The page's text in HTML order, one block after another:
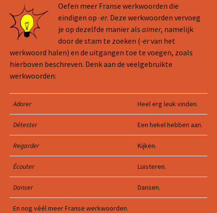
Oefen meer Franse werkwoorden die
eindigen op -er. Deze werkwoorden vervoeg
je op dezelfde manier als aimer, namelijk
door de stam te zoeken (-ervan het
werkwoord halen) en de uitgangen toe te voegen, zoals
hierboven beschreven. Denk aan de veelgebruikte
werkwoorden:
Adorer Heel erg leuk vinden.
Détester Een hekel hebben aan.
Regarder Kijken.
Écouter Luisteren.
Danser Dansen.
En nog véél meer Franse werkwoorden.